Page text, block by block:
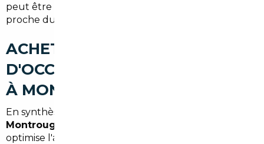
peut être organisée à domicile ou en point relais
proche du métro.
ACHETER UNE VOITURE
D'OCCASION AU MEILLEUR PRIX
À MONTROUGE (SYNTHÈSE)
En synthèse, recourir à un
Montrouge
optimise l'achat d'une voiture d'occasion importée :